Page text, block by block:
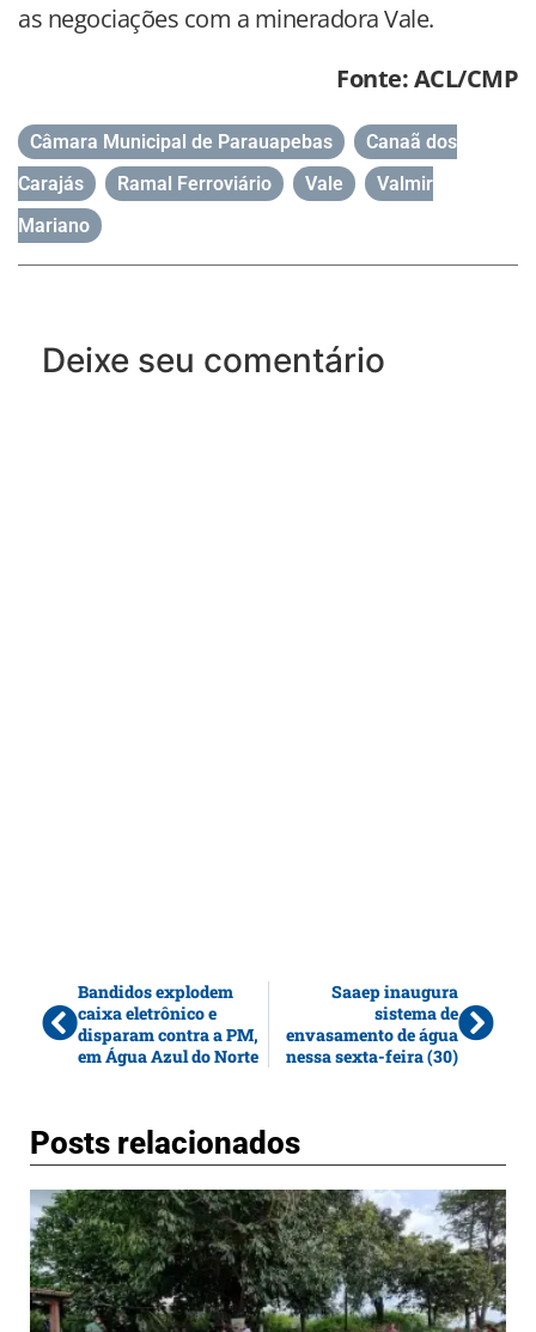
as negociações com a mineradora Vale.
Fonte: ACL/CMP
Câmara Municipal de Parauapebas
Canaã dos
Carajás
Ramal Ferroviário Vale
Valmir
Mariano
Deixe seu comentário
Bandidos explodem
caixa eletrônico e
disparam contra a PM,
em Água Azul do Norte
Saaep inaugura
sistema de
envasamento de água
nessa sexta-feira (30)
Posts relacionados